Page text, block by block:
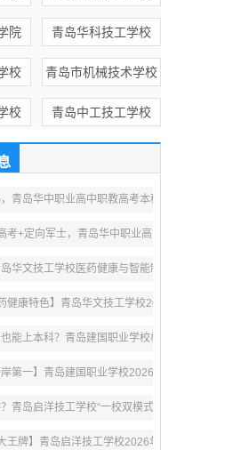
院 青岛华科技工学校
校 青岛市机械技术学校
校 青岛中工技工学校
青岛华中职业高中职教高考本科定向班助你
考+定向军士，青岛华中职业高中2026年五大
华文技工学校医药健康与智能制造专业群，
健康特色】青岛华文技工学校2026年招生：
能上本科？青岛建国职业学校机械、机电、
岸第一】青岛建国职业学校2026年招生：职教
青岛启洋技工学校“一校双模式”让初三毕业
王牌】青岛启洋技工学校2026年招生：机电